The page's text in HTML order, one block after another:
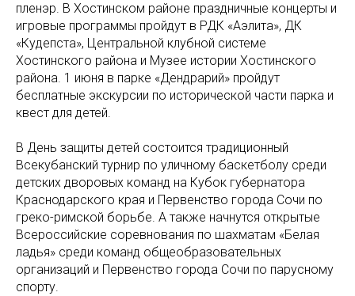
пленэр. В Хостинском районе праздничные концерты и
игровые программы пройдут в РДК «Аэлита», ДК
«Кудепста», Центральной клубной системе
Хостинского района и Музее истории Хостинского
района. 1 июня в парке «Дендрарий» пройдут
бесплатные экскурсии по исторической части парка и
квест для детей.
В День защиты детей состоится традиционный
Всекубанский турнир по уличному баскетболу среди
детских дворовых команд на Кубок губернатора
Краснодарского края и Первенство города Сочи по
греко-римской борьбе. А также начнутся открытые
Всероссийские соревнования по шахматам «Белая
ладья» среди команд общеобразовательных
организаций и Первенство города Сочи по парусному
спорту.